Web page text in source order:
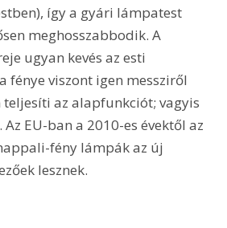
így a gyári lámpatest
meghosszabbodik. A
ugyan kevés az esti
fénye viszont igen messziről
teljesíti az alapfunkciót; vagyis
EU-ban a 2010-es évektől az
fény lámpák az új
lesznek.